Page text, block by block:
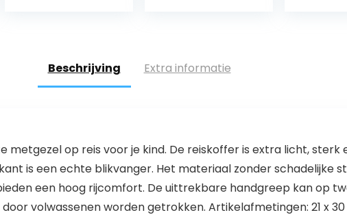
Beschrijving Extra informatie
metgezel op reis voor je kind. De reiskoffer is extra licht, sterk
is een echte blikvanger. Het materiaal zonder schadelijke
een hoog rijcomfort. De uittrekbare handgreep kan op
volwassenen worden getrokken. Artikelafmetingen: 21 x